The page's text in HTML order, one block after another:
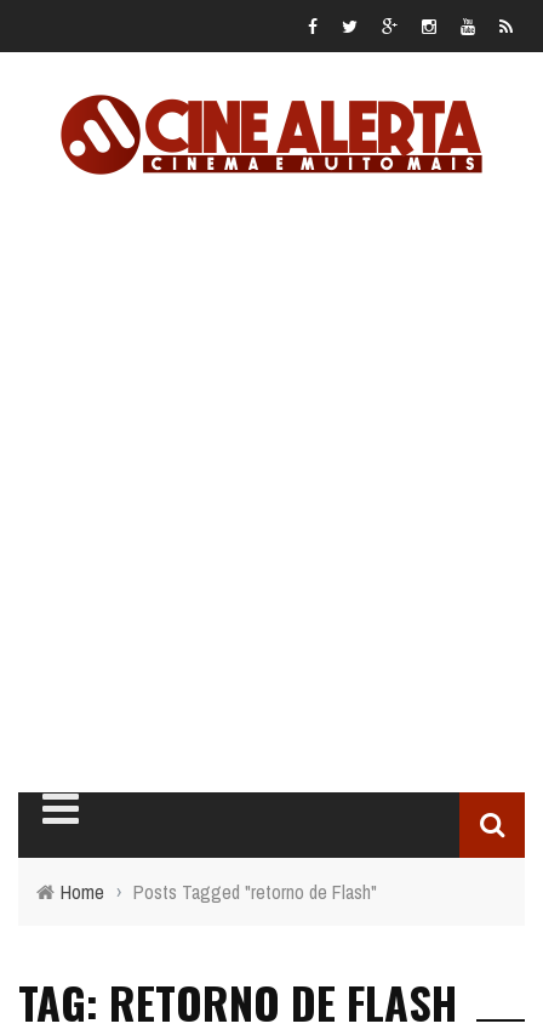
Home › Posts Tagged "retorno de Flash"
TAG: RETORNO DE FLASH